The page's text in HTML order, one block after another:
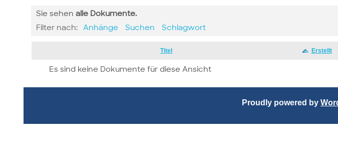
Sie sehen alle Dokumente.
Filter nach: Anhänge Suchen Schlagwort
Titel Erstellt
Es sind keine Dokumente für diese Ansicht
Proudly powered by